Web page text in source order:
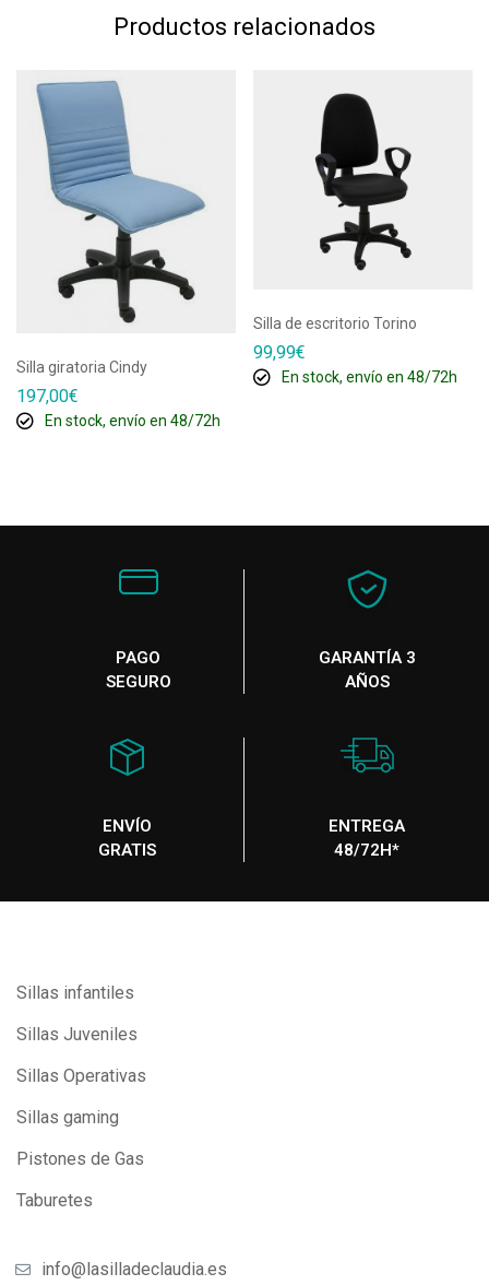
Productos relacionados
Silla giratoria Cindy
197,00€
En stock, envío en 48/72h
Silla de escritorio Torino
99,99€
En stock, envío en 48/72h
ENVÍO
GRATIS
PAGO
SEGURO
ENTREGA
48/72H*
GARANTÍA 3
AÑOS
Sillas infantiles
Sillas Juveniles
Sillas Operativas
Sillas gaming
Pistones de Gas
Taburetes
info@lasilladeclaudia.es